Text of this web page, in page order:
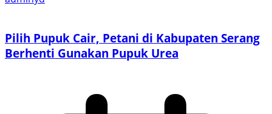
Pilih Pupuk Cair, Petani di Kabupaten Serang
Berhenti Gunakan Pupuk Urea